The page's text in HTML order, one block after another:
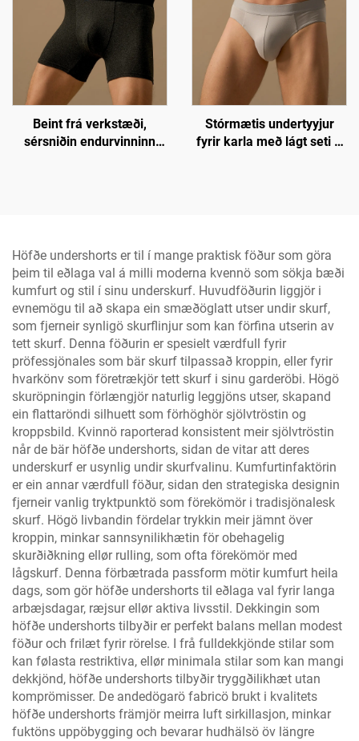
Beint frá verkstæði,
sérsniðin endurvinninn
Stórmætis undertyyjur
fyrir karla með lágt seti –
Höfðe undershorts er til í mange praktisk föður som göra
þeim til eðlaga val á milli moderna kvennö som sökja bæði
kumfurt og stil í sinu underskurf. Huvudföðurin liggjör i
evnemögu til að skapa ein smæðöglatt utser undir skurf,
som fjerneir synligö skurflinjur som kan förfina utserin av
tett skurf. Denna föðurin er spesielt værdfull fyrir
pröfessjönales som bär skurf tilpassað kroppin, eller fyrir
hvarkönv som företrækjör tett skurf i sinu garderöbi. Högö
skuröpningin förlængjör naturlig leggjöns utser, skapand
ein flattaröndi silhuett som förhöghör sjölvtröstin og
kroppsbild. Kvinnö raporterad konsistent meir sjölvtröstin
når de bär höfðe undershorts, sidan de vitar att deres
underskurf er usynlig undir skurfvalinu. Kumfurtinfaktörin
er ein annar værdfull föður, sidan den strategiska designin
fjerneir vanlig tryktpunktö som förekömör i tradisjönalesk
skurf. Högö livbandin fördelar trykkin meir jämnt över
kroppin, minkar sannsynilikhætin för obehagelig
skurðiðkning ellør rulling, som ofta förekömör med
lågskurf. Denna förbætrada passform mötir kumfurt heila
dags, som gör höfðe undershorts til eðlaga val fyrir langa
arbæjsdagar, ræjsur ellør aktiva livsstil. Dekkingin som
höfðe undershorts tilbyðir er perfekt balans mellan modest
föður och frilæt fyrir rörelse. I frå fulldekkjönde stilar som
kan følasta restriktiva, ellør minimala stilar som kan mangi
dekkjönd, höfðe undershorts tilbyðir tryggðilikhæt utan
komprömisser. De andedögarö fabricö brukt i kvalitets
höfðe undershorts främjör meirra luft sirkillasjon, minkar
fuktöns uppöbygging och bevarar hudhälsö öv längre